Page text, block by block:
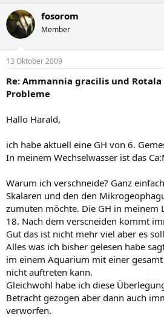
fosorom
Member
13 Oktober 2009
Re: Ammannia gracilis und
Probleme
Hallo Harald,
ich habe aktuell eine GH von 6.
In meinem Wechselwasser ist das
Warum ich verschneide? Ganz
Skalaren und den den
zumuten möchte. Die GH in meinem
18. Nach dem verscneiden kommt
Gut das ist nicht mehr viel aber es
Alles was ich bisher gelesen habe
im einem Aquarium mit einer
nicht auftreten kann.
Gleichwohl habe ich diese
Betracht gezogen aber dann auch
verworfen.